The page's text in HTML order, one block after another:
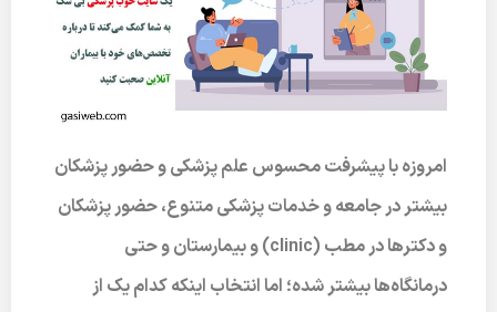
امروزه با پیشرفت محسوس علم پزشکی و حضور پزشکان
بیشتر در جامعه و خدمات پزشکی متنوع، حضور پزشکان
و دکترها در مطب (clinic) و بیمارستان و حتی
درمانگاه‌ها بیشتر شده؛ اما انتخاب اینکه کدام یک از